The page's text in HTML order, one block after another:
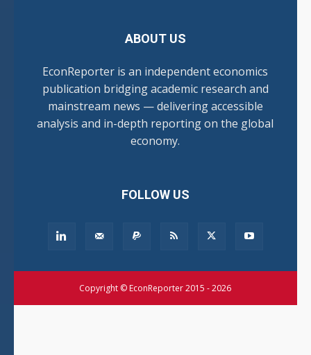
ABOUT US
EconReporter is an independent economics
publication bridging academic research and
mainstream news — delivering accessible
analysis and in-depth reporting on the global
economy.
FOLLOW US
Copyright © EconReporter 2015 - 2026